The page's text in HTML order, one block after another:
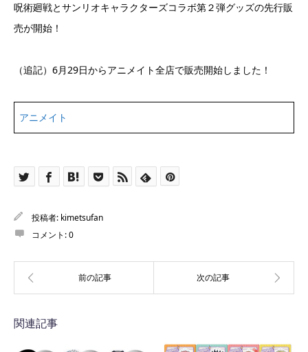
呪術廻戦とサンリオキャラクターズコラボ第２弾グッズの先行販
売が開始！
（追記）6月29日からアニメイト全店で販売開始しました！
アニメイト
投稿者: kimetsufan
コメント:0
関連記事